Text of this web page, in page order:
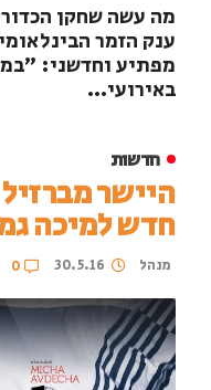
מה עשה שחקן
ענק הזמר
מפתיע וחדשני:
באירועי...
חדשות
היישר
חדש למיכה
מנהל 30.5.16
0